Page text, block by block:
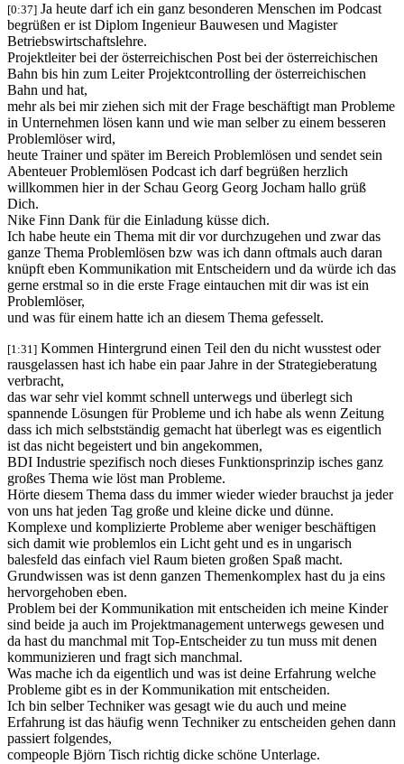
[0:37] Ja heute darf ich ein ganz besonderen Menschen im Podcast
begrüßen er ist Diplom Ingenieur Bauwesen und Magister
Betriebswirtschaftslehre.
Projektleiter bei der österreichischen Post bei der österreichischen
Bahn bis hin zum Leiter Projektcontrolling der österreichischen
Bahn und hat,
mehr als bei mir ziehen sich mit der Frage beschäftigt man Probleme
in Unternehmen lösen kann und wie man selber zu einem besseren
Problemlöser wird,
heute Trainer und später im Bereich Problemlösen und sendet sein
Abenteuer Problemlösen Podcast ich darf begrüßen herzlich
willkommen hier in der Schau Georg Georg Jocham hallo grüß
Dich.
Nike Finn Dank für die Einladung küsse dich.
Ich habe heute ein Thema mit dir vor durchzugehen und zwar das
ganze Thema Problemlösen bzw was ich dann oftmals auch daran
knüpft eben Kommunikation mit Entscheidern und da würde ich das
gerne erstmal so in die erste Frage eintauchen mit dir was ist ein
Problemlöser,
und was für einem hatte ich an diesem Thema gefesselt.
[1:31] Kommen Hintergrund einen Teil den du nicht wusstest oder
rausgelassen hast ich habe ein paar Jahre in der Strategieberatung
verbracht,
das war sehr viel kommt schnell unterwegs und überlegt sich
spannende Lösungen für Probleme und ich habe als wenn Zeitung
dass ich mich selbstständig gemacht hat überlegt was es eigentlich
ist das nicht begeistert und bin angekommen,
BDI Industrie spezifisch noch dieses Funktionsprinzip isches ganz
großes Thema wie löst man Probleme.
Hörte diesem Thema dass du immer wieder wieder brauchst ja jeder
von uns hat jeden Tag große und kleine dicke und dünne.
Komplexe und komplizierte Probleme aber weniger beschäftigen
sich damit wie problemlos ein Licht geht und es in ungarisch
balesfeld das einfach viel Raum bieten großen Spaß macht.
Grundwissen was ist denn ganzen Themenkomplex hast du ja eins
hervorgehoben eben.
Problem bei der Kommunikation mit entscheiden ich meine Kinder
sind beide ja auch im Projektmanagement unterwegs gewesen und
da hast du manchmal mit Top-Entscheider zu tun muss mit denen
kommunizieren und fragt sich manchmal.
Was mache ich da eigentlich und was ist deine Erfahrung welche
Probleme gibt es in der Kommunikation mit entscheiden.
Ich bin selber Techniker was gesagt wie du auch und meine
Erfahrung ist das häufig wenn Techniker zu entscheiden gehen dann
passiert folgendes,
compeople Björn Tisch richtig dicke schöne Unterlage.